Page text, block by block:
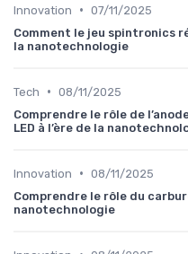
Innovation • 07/11/2025
Comment le jeu spintronics
la nanotechnologie
Tech • 08/11/2025
Comprendre le rôle de
LED à l’ère de la
Innovation • 08/11/2025
Comprendre le rôle du
nanotechnologie